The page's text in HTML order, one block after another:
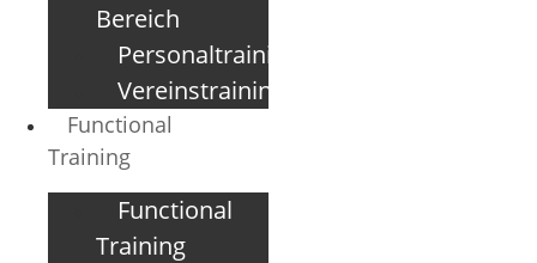
Bereich
Personaltraining
Vereinstraining
Functional
Training
Functional
Training